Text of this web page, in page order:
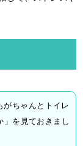
がちゃんとトイレ
」を見ておきまし